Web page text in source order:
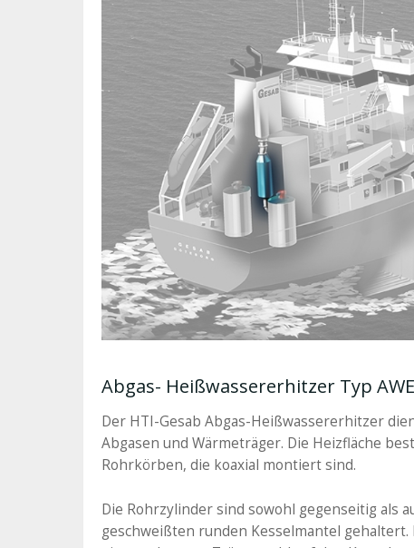
Abgas- Heißwassererhitzer Typ AWE
Der HTI-Gesab Abgas-Heißwassererhitzer
Abgasen und Wärmeträger. Die Heizfläche
Rohrkörben, die koaxial montiert sind.
Die Rohrzylinder sind sowohl gegenseitig als
geschweißten runden Kesselmantel